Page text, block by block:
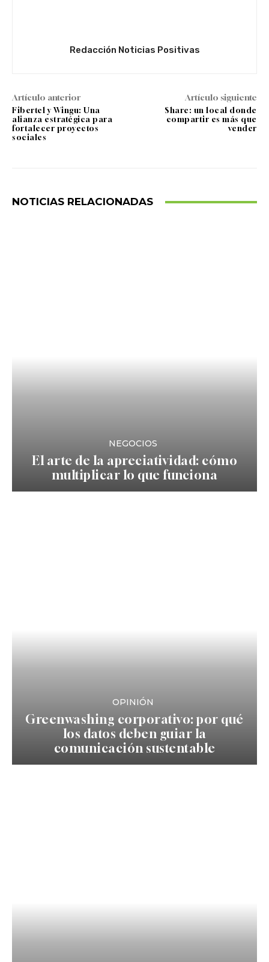
Redacción Noticias Positivas
Artículo anterior
Fibertel y Wingu: Una
alianza estratégica para
fortalecer proyectos
sociales
Artículo siguiente
Share: un local donde
compartir es más que
vender
NOTICIAS RELACIONADAS
NEGOCIOS
El arte de la apreciatividad: cómo
multiplicar lo que funciona
OPINIÓN
Greenwashing corporativo: por qué
los datos deben guiar la
comunicación sustentable